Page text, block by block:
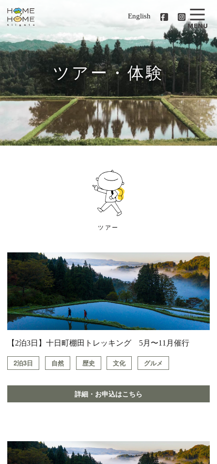
English
ツアー・体験
ツアー
【2泊3日】十日町棚田トレッキング 5月〜11月催行
2泊3日 自然 歴史 文化 グルメ
詳細・お申込はこちら